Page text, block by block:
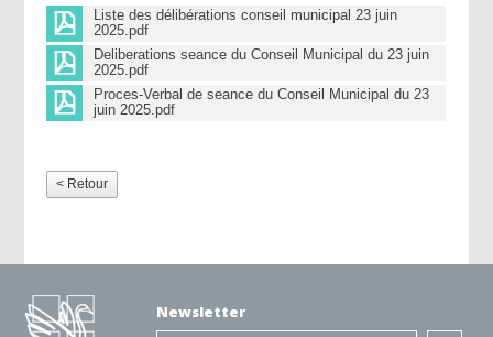
Liste des délibérations conseil municipal 23 juin
2025.pdf
Deliberations seance du Conseil Municipal du 23 juin
2025.pdf
Proces-Verbal de seance du Conseil Municipal du 23
juin 2025.pdf
< Retour
Newsletter